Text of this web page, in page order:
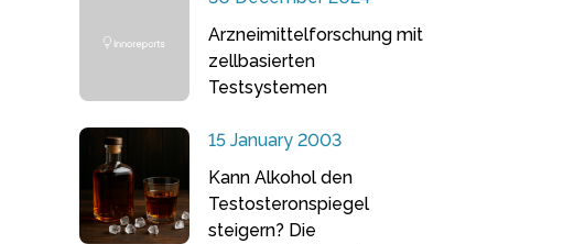
Arzneimittelforschung mit
zellbasierten
Testsystemen
15 January 2003
Kann Alkohol den
Testosteronspiegel
steigern? Die